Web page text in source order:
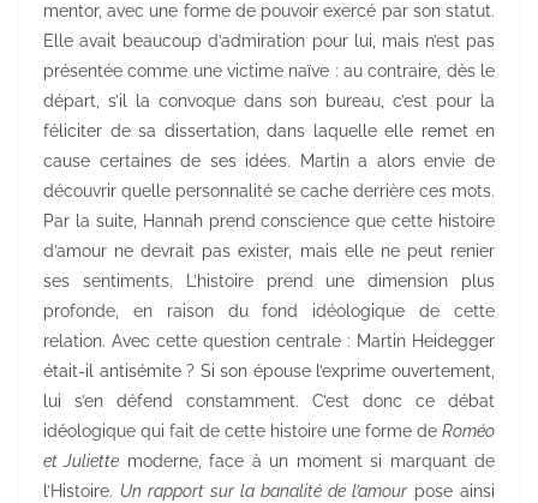
mentor, avec une forme de pouvoir exercé par son statut.
Elle avait beaucoup d’admiration pour lui, mais n’est pas
présentée comme une victime naïve : au contraire, dès le
départ, s’il la convoque dans son bureau, c’est pour la
féliciter de sa dissertation, dans laquelle elle remet en
cause certaines de ses idées. Martin a alors envie de
découvrir quelle personnalité se cache derrière ces mots.
Par la suite, Hannah prend conscience que cette histoire
d’amour ne devrait pas exister, mais elle ne peut renier
ses sentiments. L’histoire prend une dimension plus
profonde, en raison du fond idéologique de cette
relation. Avec cette question centrale : Martin Heidegger
était-il antisémite ? Si son épouse l’exprime ouvertement,
lui s’en défend constamment. C’est donc ce débat
idéologique qui fait de cette histoire une forme de Roméo
et Juliette moderne, face à un moment si marquant de
l’Histoire. Un rapport sur la banalité de l’amour pose ainsi